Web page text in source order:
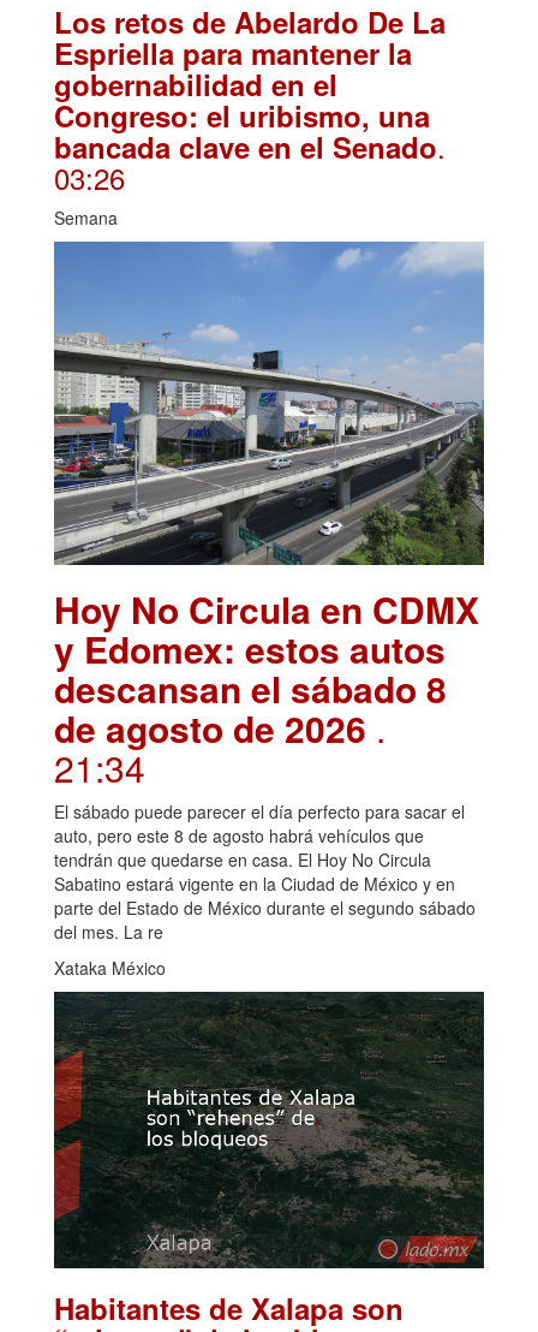
Los retos de Abelardo De La
Espriella para mantener la
gobernabilidad en el
Congreso: el uribismo, una
bancada clave en el Senado.
03:26
Semana
Hoy No Circula en CDMX
y Edomex: estos autos
descansan el sábado 8
de agosto de 2026 .
21:34
El sábado puede parecer el día perfecto para sacar el
auto, pero este 8 de agosto habrá vehículos que
tendrán que quedarse en casa. El Hoy No Circula
Sabatino estará vigente en la Ciudad de México y en
parte del Estado de México durante el segundo sábado
del mes. La re
Xataka México
Habitantes de Xalapa son